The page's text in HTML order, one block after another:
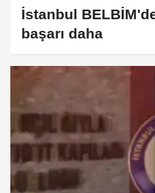
İstanbul
başarı daha